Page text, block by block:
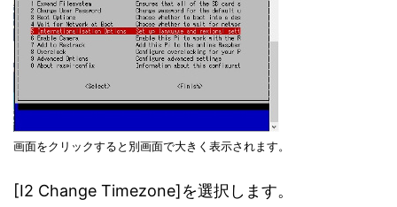
画面をクリックすると別画面で大きく表示されます。
[I2 Change Timezone]を選択します。